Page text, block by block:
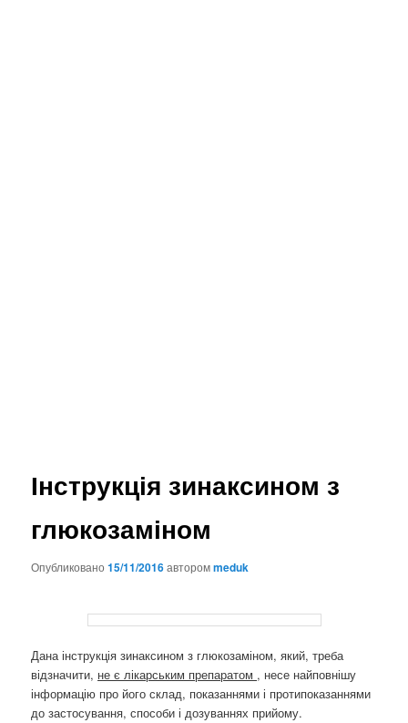
Інструкція зинаксином з
глюкозаміном
Опубликовано15/11/2016авторомmeduk
Дана інструкція зинаксином з глюкозаміном, який, треба
відзначити, не є лікарським препаратом , несе найповнішу
інформацію про його склад, показаннями і протипоказаннями
до застосування, способи і дозуваннях прийому.